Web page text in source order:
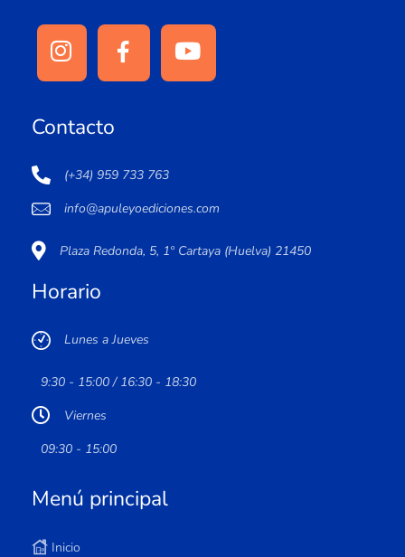
Contacto
(+34) 959 733 763
info@apuleyoediciones.com
Plaza Redonda, 5, 1º Cartaya (Huelva) 21450
Horario
Lunes a Jueves
9:30 - 15:00 / 16:30 - 18:30
Viernes
09:30 - 15:00
Menú principal
Inicio